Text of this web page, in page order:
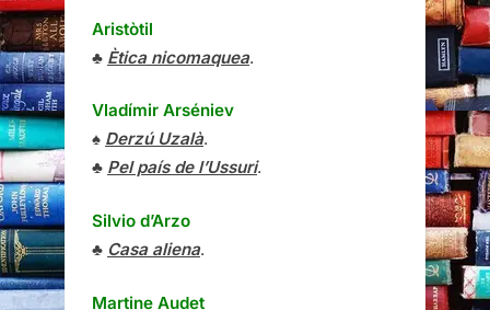
Aristòtil
♣ Ètica nicomaquea.
Vladímir Arséniev
♠ Derzú Uzalà.
♣ Pel país de l’Ussuri.
Silvio d’Arzo
♣ Casa aliena.
Martine Audet